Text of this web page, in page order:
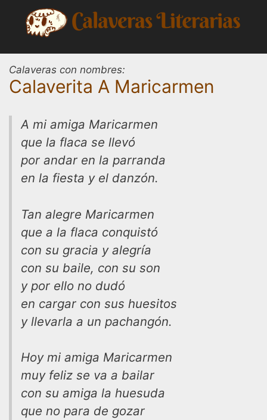
contenido
Calaveras con nombres:
Calaverita A Maricarmen
A mi amiga Maricarmen
que la flaca se llevó
por andar en la parranda
en la fiesta y el danzón.
Tan alegre Maricarmen
que a la flaca conquistó
con su gracia y alegría
con su baile, con su son
y por ello no dudó
en cargar con sus huesitos
y llevarla a un pachangón.
Hoy mi amiga Maricarmen
muy feliz se va a bailar
con su amiga la huesuda
que no para de gozar